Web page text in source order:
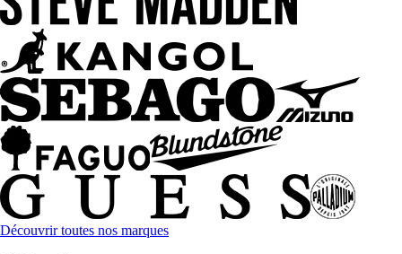
Découvrir toutes nos marques